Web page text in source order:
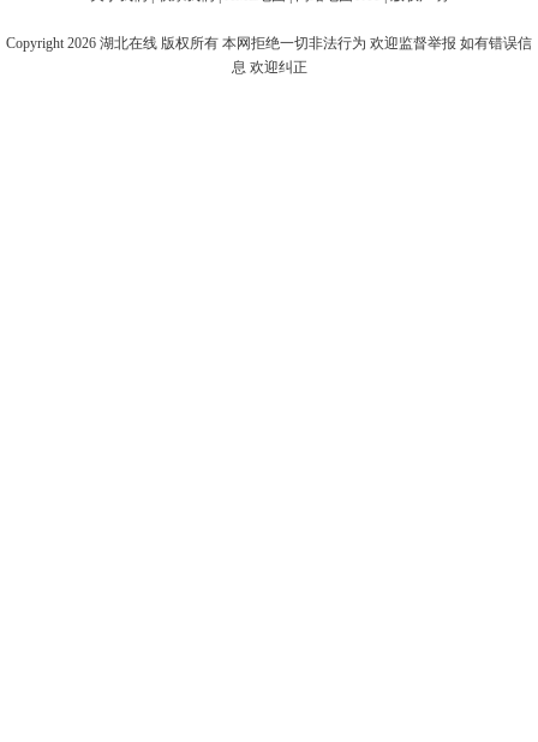
Copyright 2026 湖北在线 版权所有 本网拒绝一切非法行为 欢迎监督举报 如有错误信
息 欢迎纠正